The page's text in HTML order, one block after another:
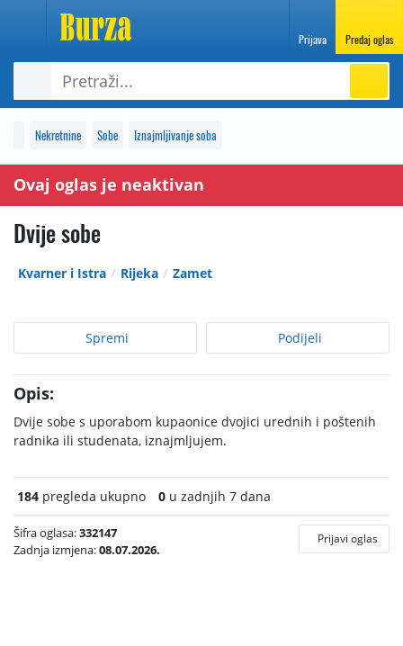
Prijava Predaj oglas
Nekretnine Sobe Iznajmljivanje soba
Ovaj oglas je neaktivan
Dvije sobe
Kvarner i Istra Rijeka Zamet
Spremi Podijeli
Opis:
Dvije sobe s uporabom kupaonice dvojici urednih i poštenih
radnika ili studenata, iznajmljujem.
184 pregleda ukupno 0 u zadnjih 7 dana
Šifra oglasa:332147
Zadnja izmjena:08.07.2026.
Prijavi oglas